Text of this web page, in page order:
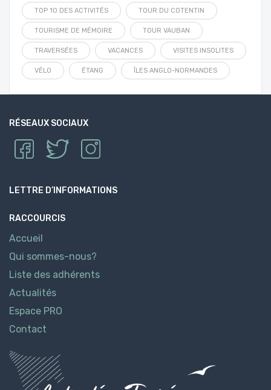
TOP 10 DES ACTIVITÉS TOUR DU COTENTIN
TOURISME DE MÉMOIRE TOUR VAUBAN
TRAVERSÉES VACANCES VISITES INSOLITES
VÉLO ÉTANG ÎLES ANGLO-NORMANDES
RÉSEAUX SOCIAUX
LETTRE D’INFORMATIONS
RACCOURCIS
Accueil
Qui sommes-nous?
Liste des adhérents
Actualités
Espace PRO
Contact